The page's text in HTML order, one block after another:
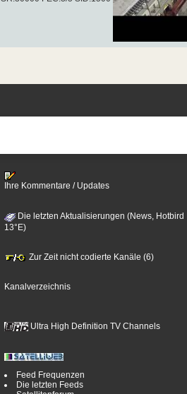
Ihre Kommentare / Updates
Die letzten Aktualisierungen (News, Hotbird
13°E)
Zur Zeit nicht codierte Kanäle (6)
Kanalverzeichnis
Ultra High Definition TV Channels
Feed Frequenzen
Die letzten Feeds